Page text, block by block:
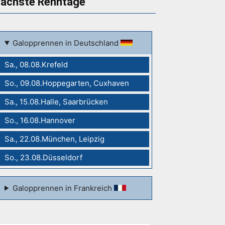
Galopprennen in Deutschland
Sa., 08.08.Krefeld
So., 09.08.Hoppegarten, Cuxhaven
Sa., 15.08.Halle, Saarbrücken
So., 16.08.Hannover
Sa., 22.08.München, Leipzig
So., 23.08.Düsseldorf
Galopprennen in Frankreich